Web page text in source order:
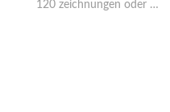
120 zeichnungen oder …